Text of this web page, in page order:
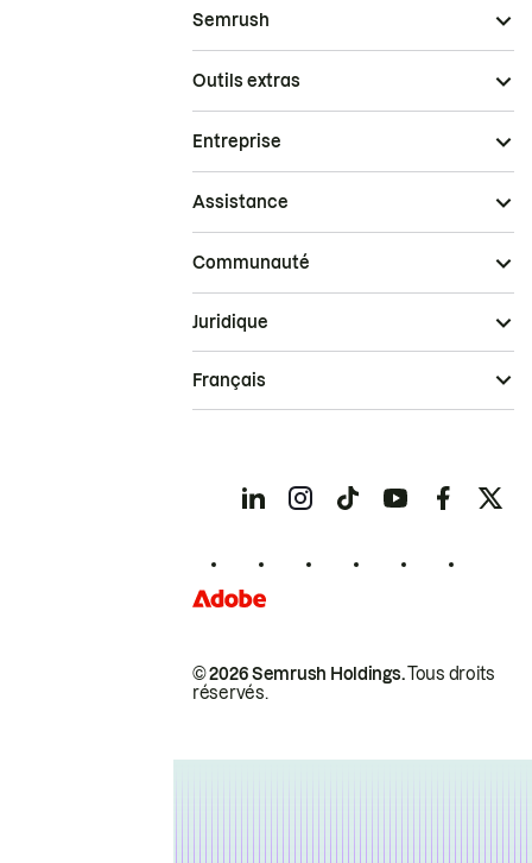
Semrush
Outils extras
Entreprise
Assistance
Communauté
© 2026 Semrush Holdings.Tous droits
réservés.
Juridique
Français